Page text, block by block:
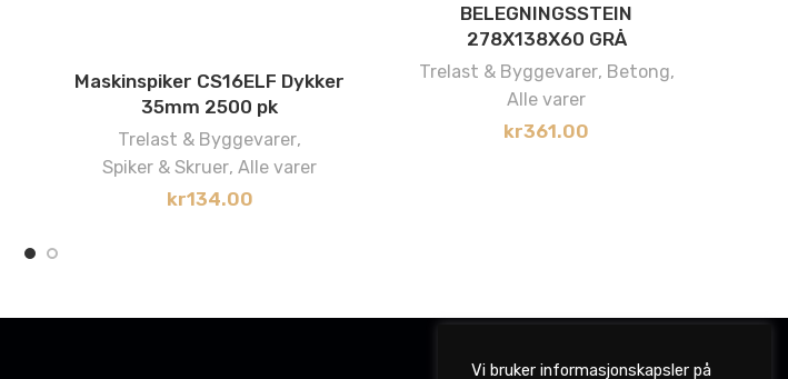
Maskinspiker CS16ELF Dykker
35mm 2500 pk
Trelast & Byggevarer,
Spiker & Skruer, Alle varer
kr134.00
BELEGNINGSSTEIN
278X138X60 GRÅ
Trelast & Byggevarer, Betong,
Alle varer
kr361.00
Vi bruker informasjonskapsler på